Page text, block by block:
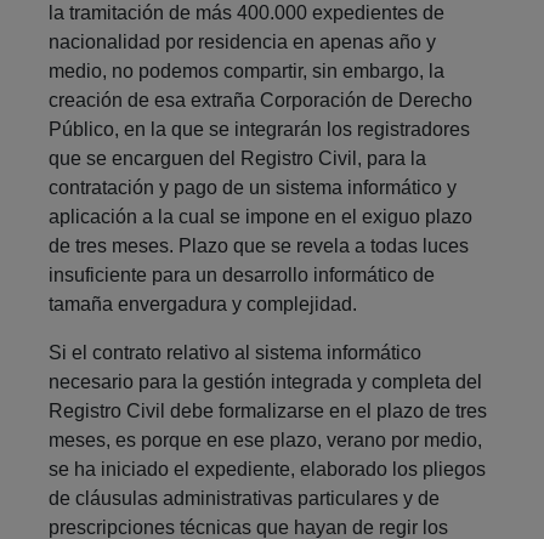
la tramitación de más 400.000 expedientes de
nacionalidad por residencia en apenas año y
medio, no podemos compartir, sin embargo, la
creación de esa extraña Corporación de Derecho
Público, en la que se integrarán los registradores
que se encarguen del Registro Civil, para la
contratación y pago de un sistema informático y
aplicación a la cual se impone en el exiguo plazo
de tres meses. Plazo que se revela a todas luces
insuficiente para un desarrollo informático de
tamaña envergadura y complejidad.
Si el contrato relativo al sistema informático
necesario para la gestión integrada y completa del
Registro Civil debe formalizarse en el plazo de tres
meses, es porque en ese plazo, verano por medio,
se ha iniciado el expediente, elaborado los pliegos
de cláusulas administrativas particulares y de
prescripciones técnicas que hayan de regir los